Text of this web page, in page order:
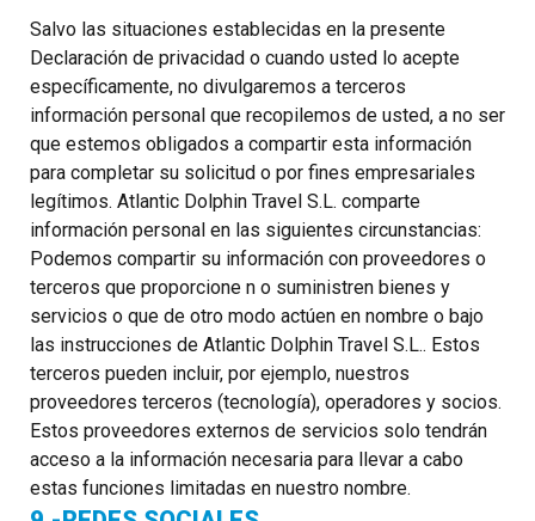
Salvo las situaciones establecidas en la presente
Declaración de privacidad o cuando usted lo acepte
específicamente, no divulgaremos a terceros
información personal que recopilemos de usted, a no ser
que estemos obligados a compartir esta información
para completar su solicitud o por fines empresariales
legítimos. Atlantic Dolphin Travel S.L. comparte
información personal en las siguientes circunstancias:
Podemos compartir su información con proveedores o
terceros que proporcione n o suministren bienes y
servicios o que de otro modo actúen en nombre o bajo
las instrucciones de Atlantic Dolphin Travel S.L.. Estos
terceros pueden incluir, por ejemplo, nuestros
proveedores terceros (tecnología), operadores y socios.
Estos proveedores externos de servicios solo tendrán
acceso a la información necesaria para llevar a cabo
estas funciones limitadas en nuestro nombre.